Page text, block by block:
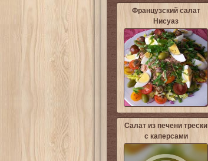
Французский салат
Нисуаз
Салат из печени трески
с каперсами